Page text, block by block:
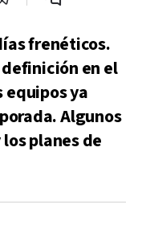
frenéticos.
en el
ya
Algunos
planes de